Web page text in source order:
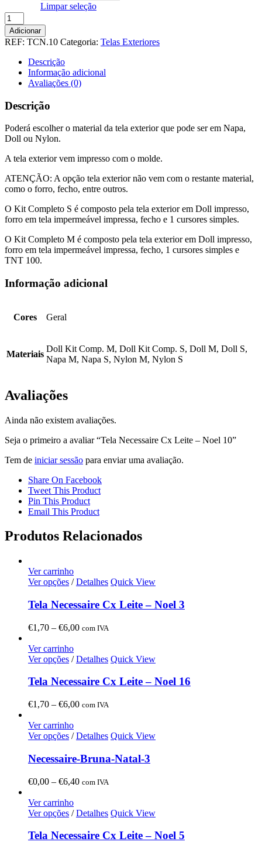
Limpar seleção
Quantidade
de
Tela
Necessaire
Leite
10
Adicionar
REF: TCN.10 Categoria: Telas Exteriores
Descrição
Informação adicional
Avaliações (0)
Descrição
Poderá escolher o material da tela exterior que pode ser em Napa,
Doll ou Nylon.
A tela exterior vem impresso com o molde.
ATENÇÃO: A opção tela exterior não vem com o restante material,
como o forro, fecho, entre outros.
O Kit Completo S é composto pela tela exterior em Doll impresso,
forro em tela impermeável impressa, fecho e 1 cursores simples.
O Kit Completo M é composto pela tela exterior em Doll impresso,
forro em tela impermeável impressa, fecho, 1 cursores simples e
TNT 100.
Informação adicional
Cores Geral
Materiais
Doll Kit Comp. M, Doll Kit Comp. S, Doll M, Doll S,
Napa M, Napa S, Nylon M, Nylon S
Avaliações
Ainda não existem avaliações.
Seja o primeiro a avaliar “Tela Necessaire Cx Leite – Noel 10”
Tem de iniciar sessão para enviar uma avaliação.
Share On Facebook
Tweet This Product
Pin This Product
Email This Product
Produtos Relacionados
Ver carrinho
Ver opções / Detalhes Quick View
Tela Necessaire Cx Leite – Noel 3
€1,70 – €6,00Price
through
com IVA
Ver carrinho
Ver opções / Detalhes Quick View
Tela Necessaire Cx Leite – Noel 16
€1,70 – €6,00Price
through
com IVA
Ver carrinho
Ver opções / Detalhes Quick View
Necessaire-Bruna-Natal-3
€0,00 – €6,40Price
through
com IVA
Ver carrinho
Ver opções / Detalhes Quick View
Tela Necessaire Cx Leite – Noel 5